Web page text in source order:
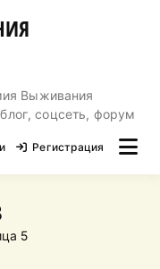
Выживания
соцсеть, форум
Регистрация
5